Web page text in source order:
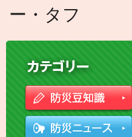
ー・タフ